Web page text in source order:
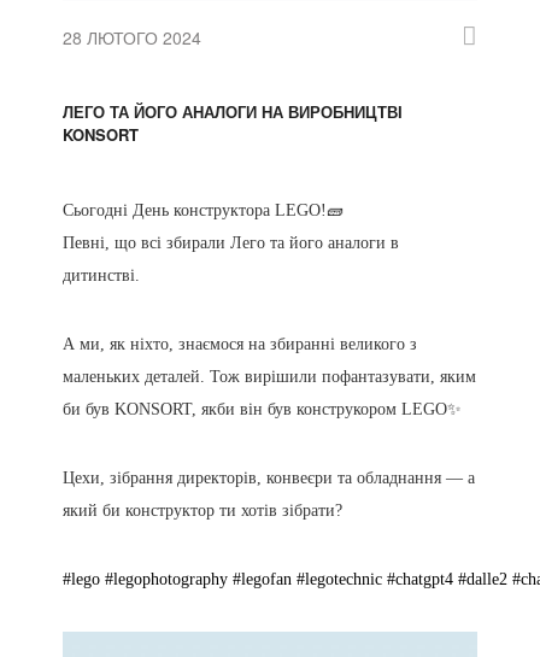
28 ЛЮТОГО 2024
ЛЕГО ТА ЙОГО АНАЛОГИ НА ВИРОБНИЦТВІ
KONSORT
Сьогодні День конструктора LEGO!🧱
Певні, що всі збирали Лего та його аналоги в
дитинстві.
А ми, як ніхто, знаємося на збиранні великого з
маленьких деталей. Тож вирішили пофантазувати, яким
би був KONSORT, якби він був конструкором LEGO✨
Цехи, зібрання директорів, конвеєри та обладнання — а
який би конструктор ти хотів зібрати?
#lego #legophotography #legofan #legotechnic #chatgpt4 #dalle2